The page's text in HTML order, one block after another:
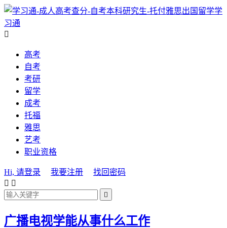
学
习通

高考
自考
考研
留学
成考
托福
雅思
艺考
职业资格
Hi, 请登录 我要注册
找回密码
 

广播电视学能从事什么工作